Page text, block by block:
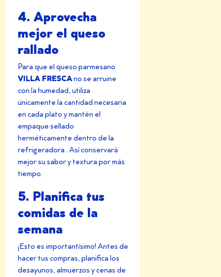
4. Aprovecha
mejor el queso
rallado
Para que el queso parmesano
VILLA FRESCAno se arruine
con la humedad, utiliza
únicamente la cantidad necesaria
en cada plato y mantén el
empaque sellado
herméticamente dentro de la
refrigeradora . Así conservará
mejor su sabor y textura por más
tiempo.
5. Planifica tus
comidas de la
semana
¡Esto es importantísimo! Antes de
hacer tus compras, planifica los
desayunos, almuerzos y cenas de